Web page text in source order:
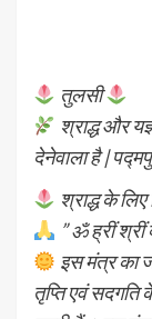
तुलसी
श्राद्ध और
देनेवाला है |
श्राद्ध के
” ॐ ह्रीं श्रीं
इस मंत्र का
तृप्ति एवं सदगति